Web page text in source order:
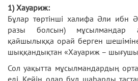
1) Хауариж:
Бұлар төртінші халифа Әли ибн
разы болсын) мұсылмандар
қайшылыққа орай берген
шыққандықтан «Хауариж –
Сол уақытта мұсылмандардың
еді. Кейін олар бұл шаһарды